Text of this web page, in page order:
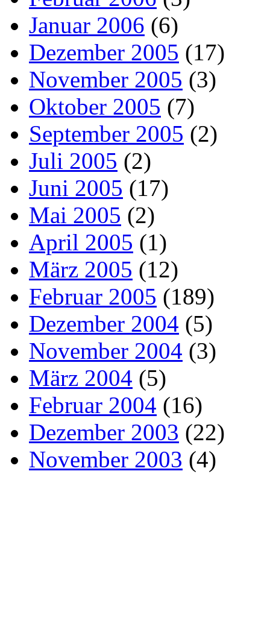
Januar 2006 (6)
Dezember 2005 (17)
November 2005 (3)
Oktober 2005 (7)
September 2005 (2)
Juli 2005 (2)
Juni 2005 (17)
Mai 2005 (2)
April 2005 (1)
März 2005 (12)
Februar 2005 (189)
Dezember 2004 (5)
November 2004 (3)
März 2004 (5)
Februar 2004 (16)
Dezember 2003 (22)
November 2003 (4)